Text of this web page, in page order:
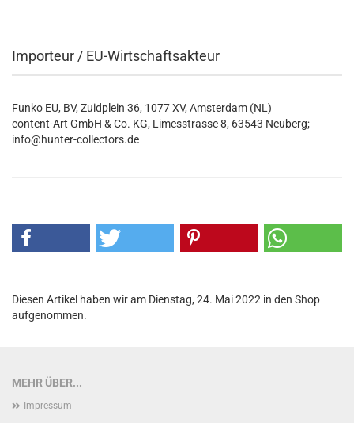
Importeur / EU-Wirtschaftsakteur
Funko EU, BV, Zuidplein 36, 1077 XV, Amsterdam (NL)
content-Art GmbH & Co. KG, Limesstrasse 8, 63543 Neuberg;
info@hunter-collectors.de
Diesen Artikel haben wir am Dienstag, 24. Mai 2022 in den Shop
aufgenommen.
MEHR ÜBER...
Impressum